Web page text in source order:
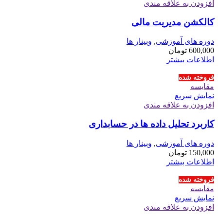
افزودن به علاقه مندی
کالکشن مدیریت مالی
دوره های آموزشی, وبینار ها
600,000 تومان
اطلاعات بیشتر
فروخته شده
مقايسه
نمایش سریع
افزودن به علاقه مندی
کاربرد تحلیل داده ها در حسابداری
دوره های آموزشی, وبینار ها
150,000 تومان
اطلاعات بیشتر
فروخته شده
مقايسه
نمایش سریع
افزودن به علاقه مندی